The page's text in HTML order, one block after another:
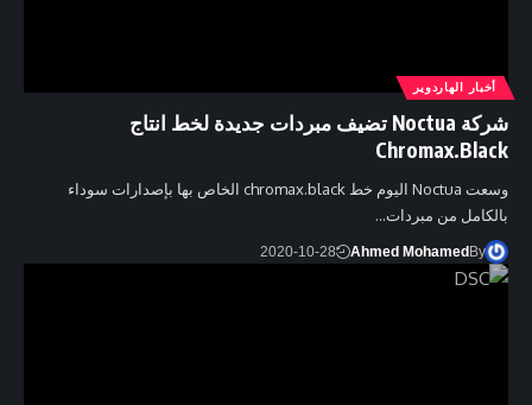
أخبار الهاردوير
شركة Noctua تضيف مبردات جديدة لخط انتاج
Chromax.Black
وسعت Noctua اليوم خط chromax.black الخاص بها بإصدارات سوداء
بالكامل من مبردات…
By
Ahmed Mohamed
2020-10-28